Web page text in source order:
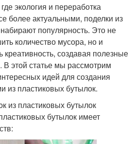
экология и переработка
более актуальными, поделки из
популярность. Это не
количество мусора, но и
креативность, создавая полезные
этой статье мы рассмотрим
идей для создания
из пластиковых бутылок.
из пластиковых бутылок
бутылок имеет